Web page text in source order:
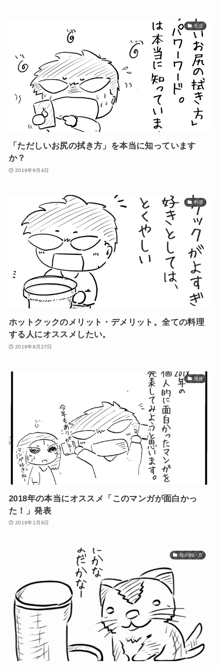
生活
「ただしいお尻の拭き方」を本当に知っています
か？
2019年9月4日
料理
ホットクックのメリット・デメリット。全ての料理
する人にオススメしたい。
2019年8月27日
漫画
2018年の本当にオススメ「このマンガが面白かっ
た！」発表
2019年1月6日
猫の飼い方